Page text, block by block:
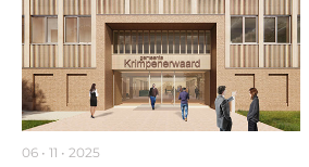
06 • 11 • 2025